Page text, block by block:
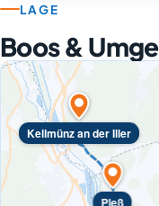
LAGE
Boos &
Pleß
Kellmünz an der Iller